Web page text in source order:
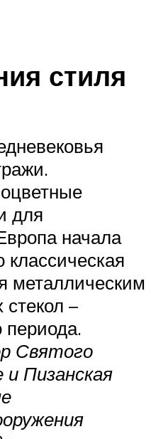
стиля
для
начала
металлическим
–
периода.
Святого
Пизанская